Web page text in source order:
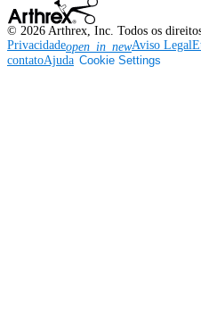
© 2026 Arthrex, Inc. Todos os
Privacidadeopen_in_newAviso Legal
contatoAjuda Cookie Settings